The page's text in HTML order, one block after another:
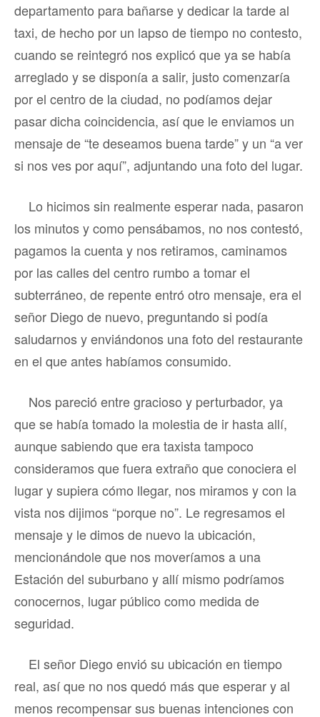
departamento para bañarse y dedicar la tarde al
taxi, de hecho por un lapso de tiempo no contesto,
cuando se reintegró nos explicó que ya se había
arreglado y se disponía a salir, justo comenzaría
por el centro de la ciudad, no podíamos dejar
pasar dicha coincidencia, así que le enviamos un
mensaje de “te deseamos buena tarde” y un “a ver
si nos ves por aquí”, adjuntando una foto del lugar.
Lo hicimos sin realmente esperar nada, pasaron
los minutos y como pensábamos, no nos contestó,
pagamos la cuenta y nos retiramos, caminamos
por las calles del centro rumbo a tomar el
subterráneo, de repente entró otro mensaje, era el
señor Diego de nuevo, preguntando si podía
saludarnos y enviándonos una foto del restaurante
en el que antes habíamos consumido.
Nos pareció entre gracioso y perturbador, ya
que se había tomado la molestia de ir hasta allí,
aunque sabiendo que era taxista tampoco
consideramos que fuera extraño que conociera el
lugar y supiera cómo llegar, nos miramos y con la
vista nos dijimos “porque no”. Le regresamos el
mensaje y le dimos de nuevo la ubicación,
mencionándole que nos moveríamos a una
Estación del suburbano y allí mismo podríamos
conocernos, lugar público como medida de
seguridad.
El señor Diego envió su ubicación en tiempo
real, así que no nos quedó más que esperar y al
menos recompensar sus buenas intenciones con